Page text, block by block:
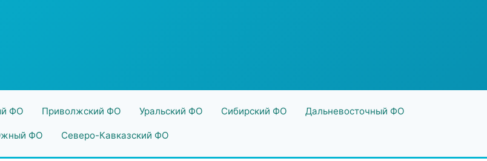
ФО Приволжский ФО Уральский ФО Сибирский ФО Дальневосточный ФО
ФО Северо-Кавказский ФО